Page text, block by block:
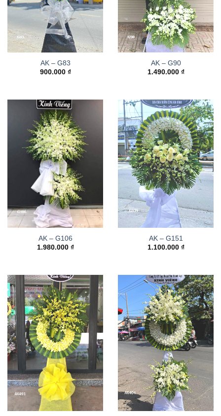
AK – G83
900.000 ₫
AK – G90
1.490.000 ₫
AK – G106
1.980.000 ₫
AK – G151
1.100.000 ₫